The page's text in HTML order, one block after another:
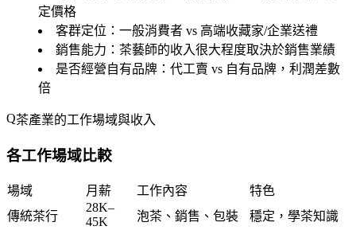
定價格
客群定位 ：一般消費者 vs 高端收藏家/企業送禮
銷售能力 ：茶藝師的收入很大程度取決於銷售業績
是否經營自有品牌 ：代工賣 vs 自有品牌，利潤差數
倍
茶產業的工作場域與收入
各工作場域比較
場域 月薪 工作內容
特色
傳統茶行
28K–
45K
泡茶、銷售、包裝
穩定，學茶知識